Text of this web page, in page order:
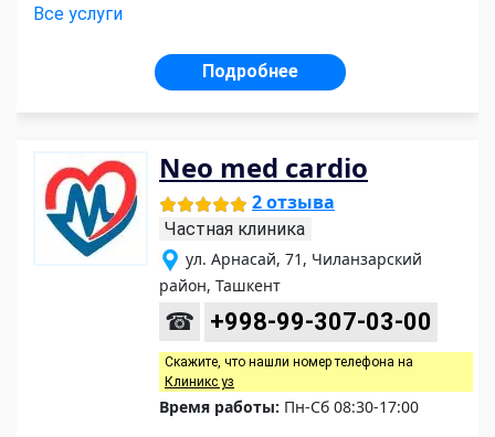
Все услуги
Подробнее
Neo med cardio
2 отзыва
Частная клиника
ул. Арнасай, 71, Чиланзарский
район, Ташкент
☎ +998-99-307-03-00
Скажите, что нашли номер телефона на
Клиникс уз
Время работы: Пн-Сб 08:30-17:00